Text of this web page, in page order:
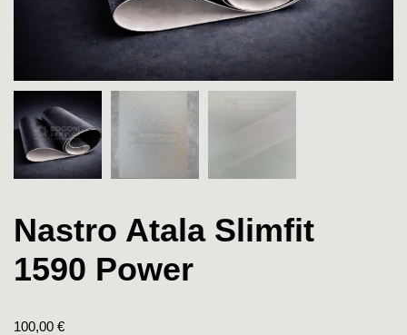
Nastro Atala Slimfit
1590 Power
100,00 €